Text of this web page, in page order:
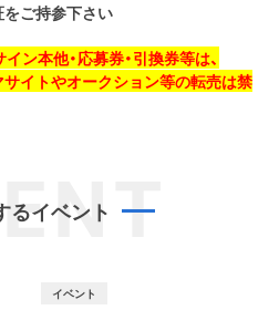
ご持参下さい
ン本他・応募券・引換券等は、
イトやオークション等の転売は禁
るイベント
イベント